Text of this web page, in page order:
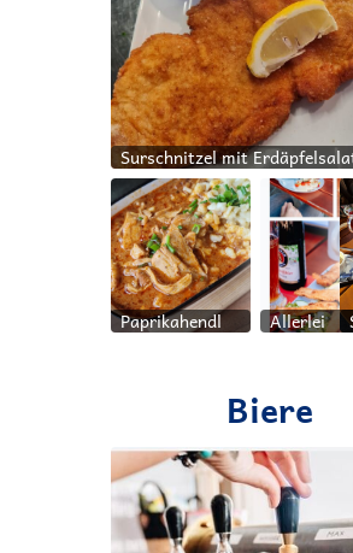
Surschnitzel mit
Paprikahendl Allerlei
Biere